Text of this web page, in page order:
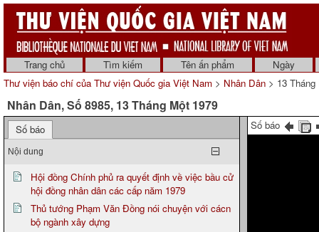
Trang chủ Tìm kiếm Tên ấn phẩm
Ngày
Thư viện báo chí của Thư viện Quốc gia Việt Nam > Nhân Dân > 13 Tháng
Nhân Dân, Số 8985, 13 Tháng Một 1979
Số báo
Nội dung
Hội đồng Chính phủ ra quyết định về việc bầu cử
hội đồng nhân dân các cấp năm 1979
Thủ tướng Phạm Văn Đồng nói chuyện với cácn
bộ ngành xây dựng
Số báo